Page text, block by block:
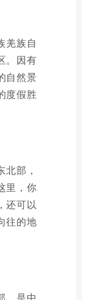
羌族自
。因有
自然景
度假胜
部，
里，你
还可以
往的地